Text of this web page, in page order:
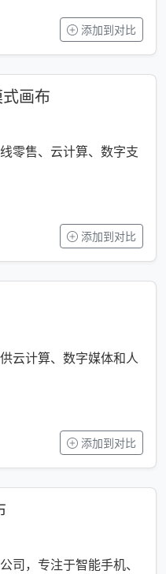
添加到对比
画布
零售、云计算、数字支
添加到对比
云计算、数字媒体和人
添加到对比
司，专注于智能手机、